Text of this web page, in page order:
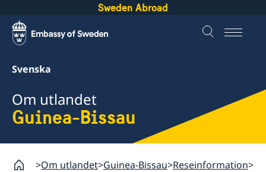
Sweden Abroad
Svenska
Om utlandet
Guinea-Bissau
Om utlandet Guinea-Bissau Reseinformation